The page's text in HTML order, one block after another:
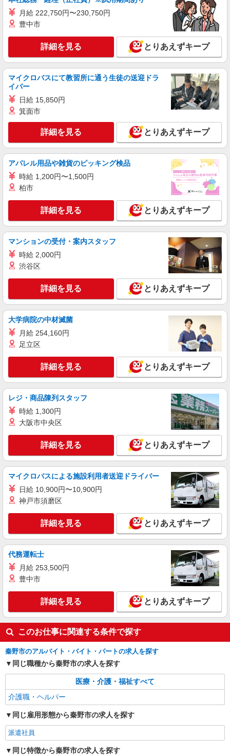
歓迎 ・認知症介護基礎研修 ・初任者研修 ・実務
者研修 ・介護福祉士 など
株式会社kotrio /●YK-S-2097070
住宅型有料老人ホームSTAFF＊無理なく、長
【正社員】月給240,000〜400,000円 ・基本
給：200,000円〜220,000円 ・資格手当：10,000〜
30,000円 ・役職手当：10,000〜70,000円 ・処遇改
善手当：20,000〜60,000円（勤続年数、保有資格
により変動） ・固定残業手当：20,000円（10時
間） ※固定残業時間を超過する場合には超過勤務
手当として別途支給 ・夜勤手当：10,000円/1回
者研修 ・介護福祉士 など
神奈川県秦野市
詳細を見る
職業紹介
秦野駅⇒ホテルのような高齢者マンションの運
営STAFF＊定時退勤
月給23.3万円以上/賞与・昇給あり （別途）
交通費全支給orガソリン代支給
横浜市神奈川区橋本町 最寄り駅：東神奈川
キープ 詳細を見る
職業紹介
株式会社kotrio /●YK-S-2098317
≪鶴巻温泉駅≫高月給25万円〜＋賞与｜住宅
【正社員】月給240,000〜400,000円 ・基本
給：200,000円〜220,000円 ・資格手当：10,000〜
30,000円 ・役職手当：10,000〜70,000円 ・処遇改
善手当：20,000〜60,000円（勤続年数、保有資格
により変動） ・固定残業手当：20,000円（10時
間） ※固定残業時間を超過する場合には超過勤務
手当として別途支給 ・夜勤手当：10,000円/1回
（上記給与とは別に支給） 下記資格をお持ちの方
歓迎 ・認知症介護基礎研修 ・初任者研修 ・実務
神奈川県秦野市
キープ 詳細を見る
職業紹介
株式会社kotrio /●YK-S-2114696
渋沢駅／無理なく働く♪自立度高めな有料老人
ホームパート職員
時給1550円〜2312円 ＜交通費全支給(ガソリ
ン代含む)＞
秦野市戸川近く
キープ 詳細を見る
株式会社kotrio /●YK-H-1207768
【土日休＆日勤のみ】渋沢駅＊デイサービスで
見守りやケア
時給1600円〜2250円 ◆日払い/週払いOK/交
秦野市≪最寄駅：渋沢≫
キープ 詳細を見る
職業紹介
株式会社kotrio /●YK-S-2083174
【月給24万円〜】残業少なめ☆住宅型有料の
サポートスタッフ♪
【正社員】月給240,000〜400,000円 ・基本
給：200,000円〜220,000円 ・資格手当：10,000〜
30,000円 ・役職手当：10,000〜70,000円 ・処遇改
善手当：20,000〜60,000円（勤続年数、保有資格
により変動） ・固定残業手当：20,000円（10時
間） ※固定残業時間を超過する場合には超過勤務
手当として別途支給 ・夜勤手当：10,000円/1回
（上記給与とは別に支給） 下記資格をお持ちの方
歓迎 ・認知症介護基礎研修 ・初任者研修 ・実務
者研修 ・介護福祉士 など
秦野市戸川近く
キープ 詳細を見る
職業紹介
株式会社kotrio /●YK-S-1984158
りなど＊
時給1550円〜2312円 ＜交通費全支給(ガソリ
秦野市戸川近く
月給 222,750円〜230,750円
豊中市
詳細を見る とりあえずキープ
マイクロバスにて教習所に通う生徒の送迎ドラ
イバー
日給 15,850円
箕面市
詳細を見る とりあえずキープ
アパレル用品や雑貨のピッキング検品
時給 1,200円〜1,500円
柏市
詳細を見る とりあえずキープ
マンションの受付・案内スタッフ
時給 2,000円
渋谷区
詳細を見る とりあえずキープ
大学病院の中材滅菌
月給 254,160円
足立区
詳細を見る とりあえずキープ
レジ・商品陳列スタッフ
時給 1,300円
大阪市中央区
詳細を見る とりあえずキープ
マイクロバスによる施設利用者送迎ドライバー
日給 10,900円〜10,900円
神戸市須磨区
詳細を見る とりあえずキープ
代務運転士
月給 253,500円
豊中市
詳細を見る とりあえずキープ
このお仕事に関連する条件で探す
秦野市のアルバイト・バイト・パートの求人を探す
同じ職種から秦野市の求人を探す
医療・介護・福祉すべて
介護職・ヘルパー
同じ雇用形態から秦野市の求人を探す
派遣社員
同じ特徴から秦野市の求人を探す